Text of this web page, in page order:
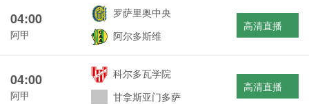
04:00
阿甲
罗萨里奥中央
阿尔多斯维
高清直播
04:00
阿甲
科尔多瓦学院
甘拿斯亚门多萨
高清直播